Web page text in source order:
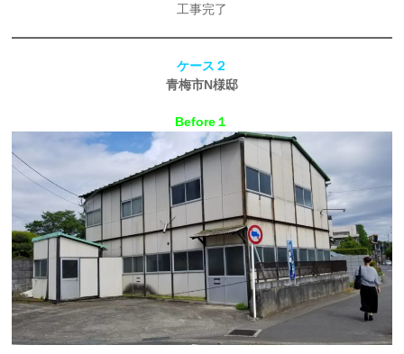
工事完了
ケース２
青梅市N様邸
Before１